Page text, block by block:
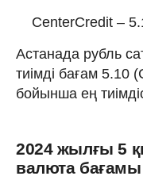
CenterCredit –
Астанада рубль
тиімді бағам 5.10
бойынша ең
2024 жылғы 5
валюта бағамы